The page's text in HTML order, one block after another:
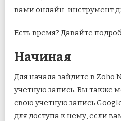
вами онлайн-инструмент
Есть время? Давайте
Начиная
Для начала зайдите в Zoho
учетную запись. Вы также
свою учетную запись
для доступа к нему, если